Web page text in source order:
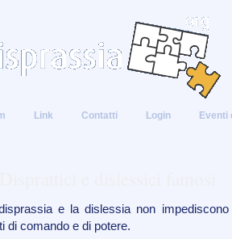
Link Contatti Login Eventi
e la dislessia non
di comando e di potere.